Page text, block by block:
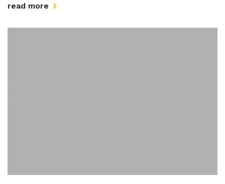
read more